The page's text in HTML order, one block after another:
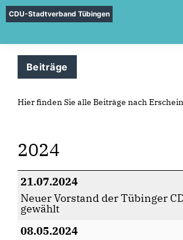
CDU-Stadtverband Tübingen
Beiträge
Hier finden Sie alle Beiträge nach
2024
21.07.2024
Neuer Vorstand der Tübinger
gewählt
08.05.2024